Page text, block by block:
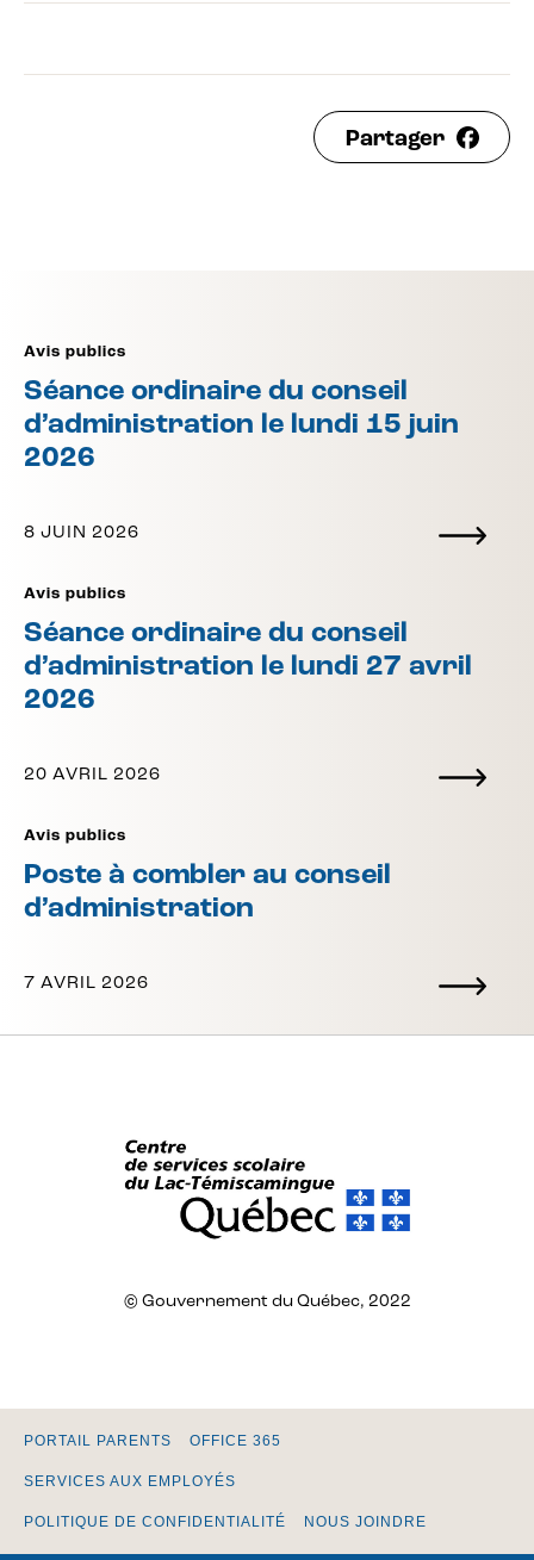
Partager
Avis publics
Séance ordinaire du conseil
d’administration le lundi 15 juin
2026
8 JUIN 2026
Avis publics
Séance ordinaire du conseil
d’administration le lundi 27 avril
2026
20 AVRIL 2026
Avis publics
Poste à combler au conseil
d’administration
7 AVRIL 2026
© Gouvernement du Québec, 2022
PORTAIL PARENTS OFFICE 365
SERVICES AUX EMPLOYÉS
POLITIQUE DE CONFIDENTIALITÉ NOUS JOINDRE